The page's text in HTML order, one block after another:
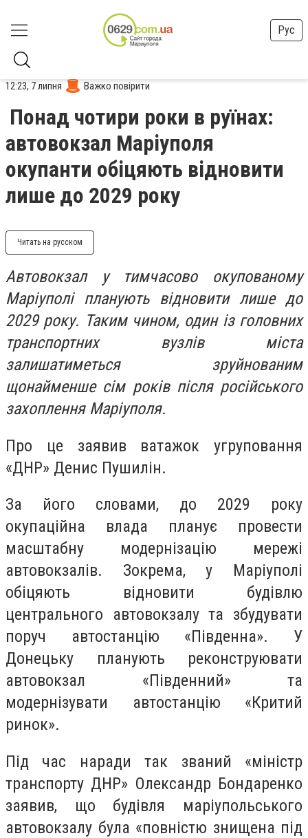
Рус
12:23, 7 липня Важко повірити
Понад чотири роки в руїнах:
автовокзал Маріуполя
окупанти обіцяють відновити
лише до 2029 року
Читать на русском
Автовокзал у тимчасово окупованому
Маріуполі планують відновити лише до
2029 року. Таким чином, один із головних
транспортних вузлів міста
залишатиметься зруйнованим
щонайменше сім років після російського
захоплення Маріуполя.
Про це заявив ватажок угруповання
«ДНР» Денис Пушилін.
За його словами, до 2029 року
окупаційна влада планує провести
масштабну модернізацію мережі
автовокзалів. Зокрема, у Маріуполі
обіцяють відновити будівлю
центрального автовокзалу та збудувати
поруч автостанцію «Південна». У
Донецьку планують реконструювати
автовокзал «Південний» та
модернізувати автостанцію «Критий
ринок».
Під час наради так званий «міністр
транспорту ДНР» Олександр Бондаренко
заявив, що будівля маріупольського
автовокзалу була «повністю знищена під